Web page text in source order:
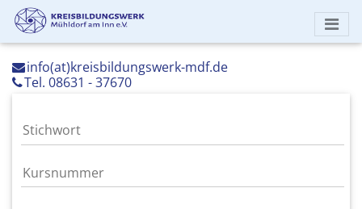
info(at)kreisbildungswerk-mdf.de
Tel. 08631 - 37670